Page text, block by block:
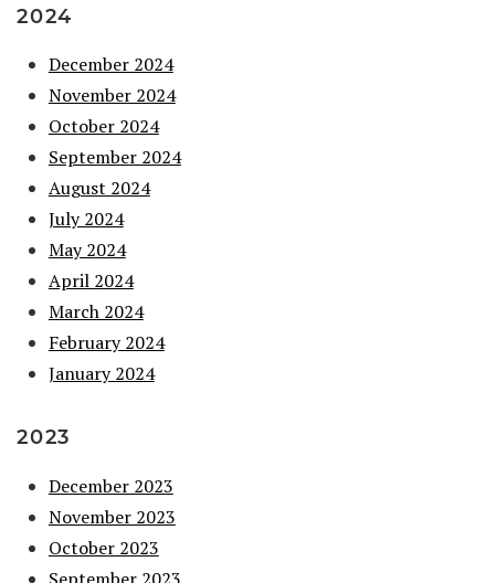
2024
December 2024
November 2024
October 2024
September 2024
August 2024
July 2024
May 2024
April 2024
March 2024
February 2024
January 2024
2023
December 2023
November 2023
October 2023